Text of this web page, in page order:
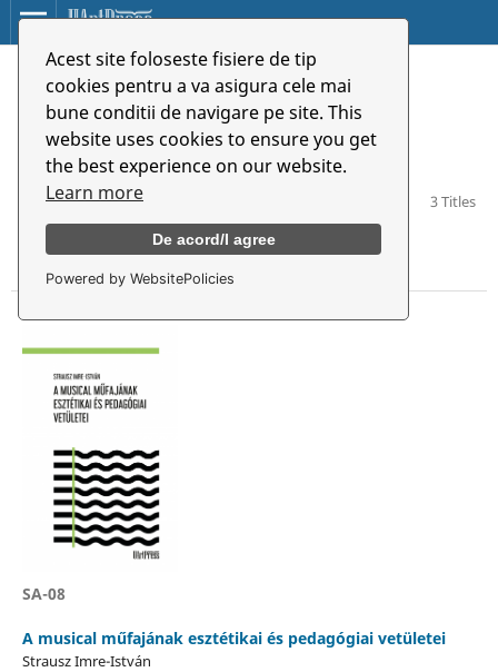
Acest site foloseste fisiere de tip
cookies pentru a va asigura cele mai
bune conditii de navigare pe site. This
website uses cookies to ensure you get
the best experience on our website.
Learn more
De acord/I agree
Powered by WebsitePolicies
/
Music
3 Titles
All Books
SA-08
A musical műfajának esztétikai és pedagógiai vetületei
Strausz Imre-István